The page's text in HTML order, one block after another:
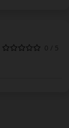
0 / 5